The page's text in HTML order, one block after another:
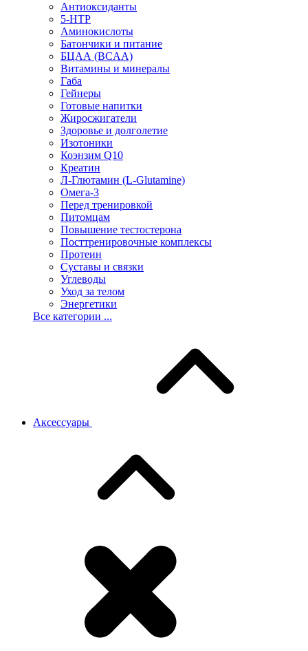
Антиоксиданты
5-HTP
Аминокислоты
Батончики и питание
БЦАА (BCAA)
Витамины и минералы
Габа
Гейнеры
Готовые напитки
Жиросжигатели
Здоровье и долголетие
Изотоники
Коэнзим Q10
Креатин
Л-Глютамин (L-Glutamine)
Омега-3
Перед тренировкой
Питомцам
Повышение тестостерона
Посттренировочные комплексы
Протеин
Суставы и связки
Углеводы
Уход за телом
Энергетики
Все категории ...
Аксессуары